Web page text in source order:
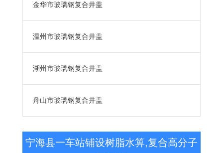
金华市玻璃钢复合井盖
温州市玻璃钢复合井盖
湖州市玻璃钢复合井盖
舟山市玻璃钢复合井盖
宁海县一车站铺设树脂水箅,复合高分子